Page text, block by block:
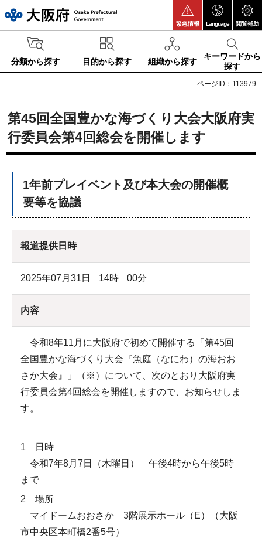
緊急情報 Language 閲覧補助
分類から探す 目的から探す 組織から探す
キーワードから
探す
ページID：113979
第45回全国豊かな海づくり大会大阪府実
行委員会第4回総会を開催します
1年前プレイベント及び本大会の開催概
要等を協議
報道提供日時
2025年07月31日 14時 00分
内容
令和8年11月に大阪府で初めて開催する「第45回
全国豊かな海づくり大会『魚庭（なにわ）の海おお
さか大会』」（※）について、次のとおり大阪府実
行委員会第4回総会を開催しますので、お知らせしま
す。
1 日時
令和7年8月7日（木曜日） 午後4時から午後5時
まで
2 場所
マイドームおおさか 3階展示ホール（E）（大阪
市中央区本町橋2番5号）